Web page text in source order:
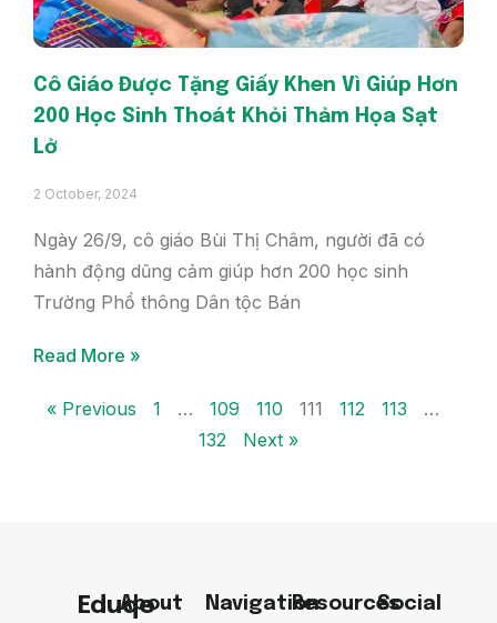
Cô Giáo Được Tặng Giấy Khen Vì Giúp Hơn
200 Học Sinh Thoát Khỏi Thảm Họa Sạt
Lở
2 October, 2024
Ngày 26/9, cô giáo Bùi Thị Châm, người đã có
hành động dũng cảm giúp hơn 200 học sinh
Trường Phổ thông Dân tộc Bán
Read More »
« Previous 1 … 109 110 111 112 113
…
132
Next »
Eduqe
About
NavigationResourcesSocial